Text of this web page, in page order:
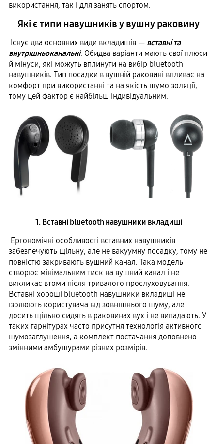
використання, так і для занять спортом.
Які є типи навушників у вушну раковину
Існує два основних види вкладишів — вставні та
внутрішньоканальні. Обидва варіанти мають свої плюси
й мінуси, які можуть вплинути на вибір bluetooth
навушників. Тип посадки в вушній раковині впливає на
комфорт при використанні та на якість шумоізоляції,
тому цей фактор є найбільш індивідуальним.
1. Вставні bluetooth навушники вкладиші
Ергономічні особливості вставних навушників
забезпечують щільну, але не вакуумну посадку, тому не
повністю закривають вушний канал. Така модель
створює мінімальним тиск на вушний канал і не
викликає втоми після тривалого прослуховування.
Вставні хороші bluetooth навушники вкладиші не
ізолюють користувача від зовнішнього шуму, але
досить щільно сидять в раковинах вух і не випадають. У
таких гарнітурах часто присутня технологія активного
шумозаглушення, а комплект постачання доповнено
змінними амбушурами різних розмірів.